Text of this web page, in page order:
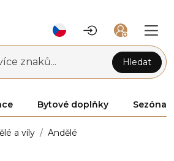
znaků... Hledat
Bytové doplňky Sezóna
a víly Andělé